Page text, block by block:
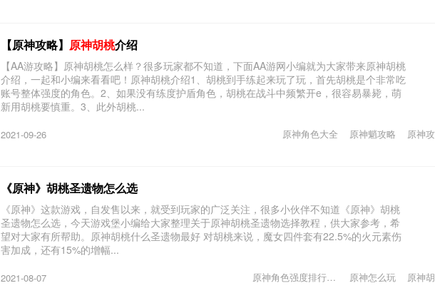
【原神攻略】 原神胡桃介绍
【AA游攻略】原神胡桃怎么样？很多玩家都不知道，下面AA游网小编就为大家带来原神胡桃
介绍，一起和小编来看看吧！原神胡桃介绍1、胡桃到手练起来玩了玩，首先胡桃是个非常吃
账号整体强度的角色。2、如果没有练度护盾角色，胡桃在战斗中频繁开e，很容易暴毙，萌
新用胡桃要慎重。3、此外胡桃...
2021-09-26 原神
原神魈攻略
原神角色大全
《原神》胡桃圣遗物怎么选
《原神》这款游戏，自发售以来，就受到玩家的广泛关注，很多小伙伴不知道《原神》胡桃
圣遗物怎么选，今天游戏堡小编给大家整理关于原神胡桃圣遗物选择教程，供大家参考，希
望对大家有所帮助。原神胡桃什么圣遗物最好 对胡桃来说，魔女四件套有22.5%的火元素伤
害加成，还有15%的增幅...
2021-08-07 原神
原神怎么玩
原神角色强度排行2021